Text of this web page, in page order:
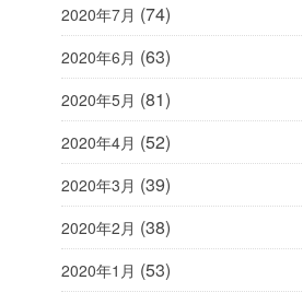
2020年7月 (74)
2020年6月 (63)
2020年5月 (81)
2020年4月 (52)
2020年3月 (39)
2020年2月 (38)
2020年1月 (53)